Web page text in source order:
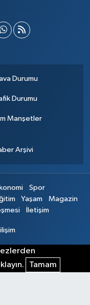
Durumu
Durumu
Manşetler
Arşivi
Spor
Yaşam
Magazin
İletişim
Tamam